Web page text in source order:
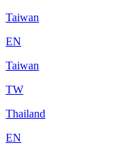
Taiwan
EN
Taiwan
TW
Thailand
EN